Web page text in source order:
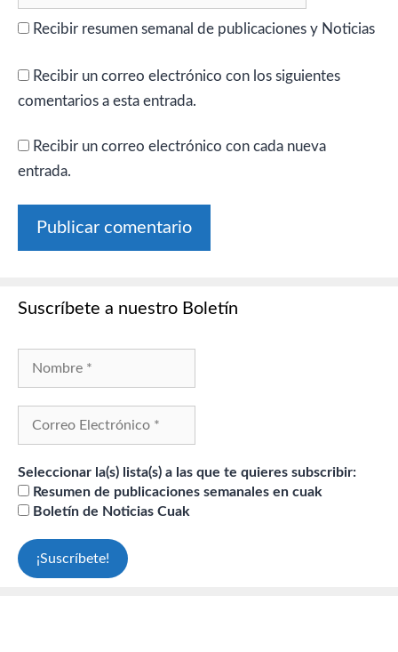
Recibir resumen semanal de publicaciones y Noticias
Recibir un correo electrónico con los siguientes
comentarios a esta entrada.
Recibir un correo electrónico con cada nueva
entrada.
Suscríbete a nuestro Boletín
Seleccionar la(s) lista(s) a las que te quieres subscribir:
Resumen de publicaciones semanales en cuak
Boletín de Noticias Cuak